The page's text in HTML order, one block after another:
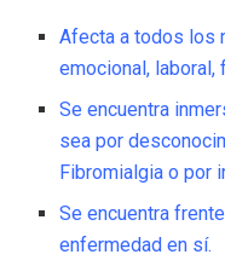
Afecta a todos los
emocional, laboral,
Se encuentra
sea por
Fibromialgia o por
Se encuentra
enfermedad en sí.